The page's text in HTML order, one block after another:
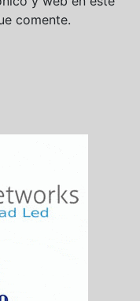
comente.